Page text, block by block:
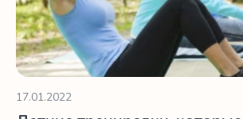
17.01.2022